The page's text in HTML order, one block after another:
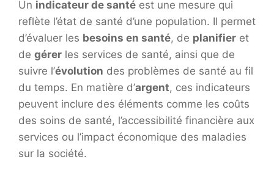
Un indicateur de santé est une mesure qui
reflète l’état de santé d’une population. Il permet
d’évaluer les besoins en santé, de planifier et
de gérer les services de santé, ainsi que de
suivre l’évolution des problèmes de santé au fil
du temps. En matière d’argent, ces indicateurs
peuvent inclure des éléments comme les coûts
des soins de santé, l’accessibilité financière aux
services ou l’impact économique des maladies
sur la société.